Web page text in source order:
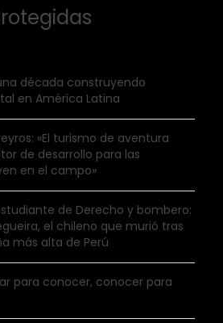
década construyendo
en América Latina
«El turismo de aventura
de desarrollo para las
en el campo»
de Derecho y bombero:
el chileno que murió tras
más alta de Perú
para conocer, conocer para